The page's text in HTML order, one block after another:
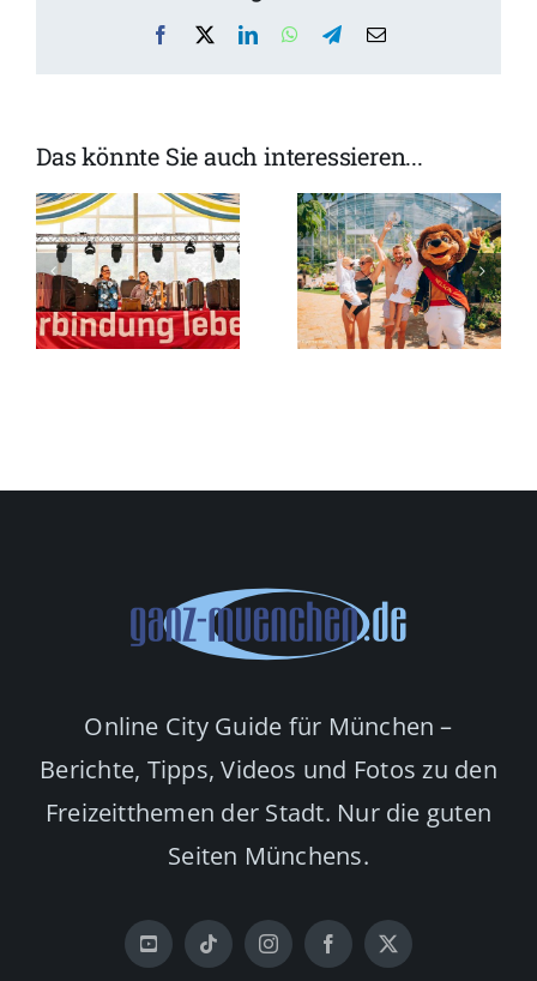
Facebook
X LinkedInWhatsApp
TelegramEmail
Das könnte Sie auch interessieren...
Sommerferienprogramm
in der
Therme
Erding:
Shows, Live-
Musik und
Termine im
Olympiapark
bis zum
Jahresende
Online City Guide für München –
Berichte, Tipps, Videos und Fotos zu den
Freizeitthemen der Stadt. Nur die guten
Seiten Münchens.